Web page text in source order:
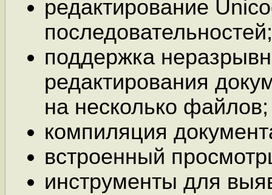
редактирование
последовательностей;
поддержка
редактирования
на несколько файлов;
компиляция
встроенный
инструменты для